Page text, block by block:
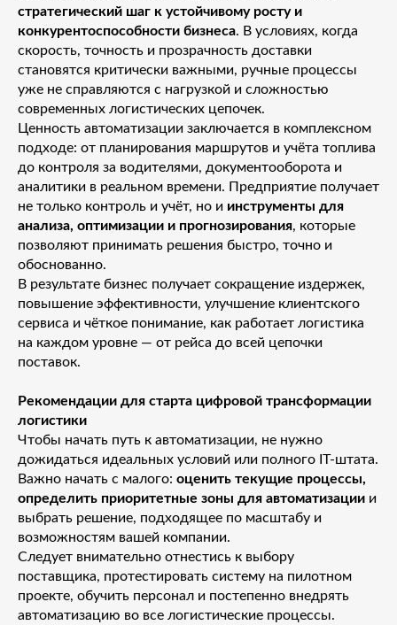
стратегический шаг к устойчивому росту и
конкурентоспособности бизнеса. В условиях, когда
скорость, точность и прозрачность доставки
становятся критически важными, ручные процессы
уже не справляются с нагрузкой и сложностью
современных логистических цепочек.
Ценность автоматизации заключается в комплексном
подходе: от планирования маршрутов и учёта топлива
до контроля за водителями, документооборота и
аналитики в реальном времени. Предприятие получает
не только контроль и учёт, но и инструменты для
анализа, оптимизации и прогнозирования, которые
позволяют принимать решения быстро, точно и
обоснованно.
В результате бизнес получает сокращение издержек,
повышение эффективности, улучшение клиентского
сервиса и чёткое понимание, как работает логистика
на каждом уровне — от рейса до всей цепочки
поставок.
Рекомендации для старта цифровой трансформации
логистики
Чтобы начать путь к автоматизации, не нужно
дожидаться идеальных условий или полного IT-штата.
Важно начать с малого: оценить текущие процессы,
определить приоритетные зоны для автоматизации и
выбрать решение, подходящее по масштабу и
возможностям вашей компании.
Следует внимательно отнестись к выбору
поставщика, протестировать систему на пилотном
проекте, обучить персонал и постепенно внедрять
автоматизацию во все логистические процессы.